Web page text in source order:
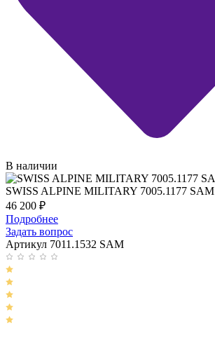
В наличии
SWISS ALPINE MILITARY 7005.1177 SAM
46 200 ₽
Подробнее
Задать вопрос
Артикул 7011.1532 SAM